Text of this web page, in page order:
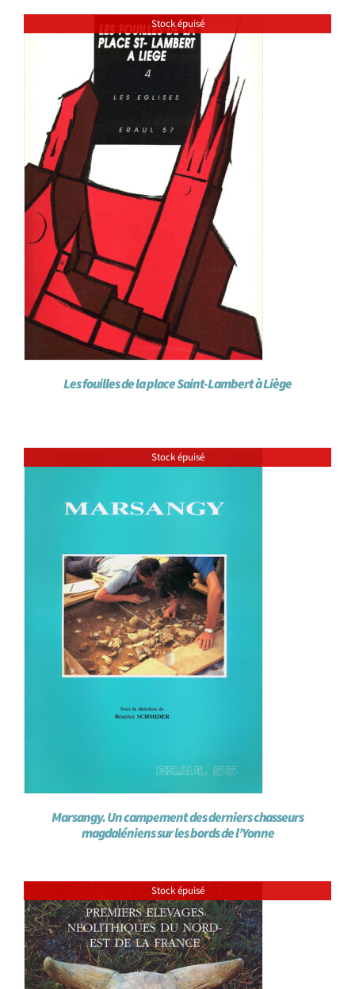
Stock épuisé
Les fouilles de la place Saint-Lambert à Liège
Stock épuisé
Marsangy. Un campement des derniers chasseurs
magdaléniens sur les bords de l’Yonne
Stock épuisé